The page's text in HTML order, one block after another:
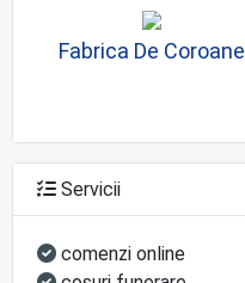
Fabrica De Coroane
Servicii
comenzi online